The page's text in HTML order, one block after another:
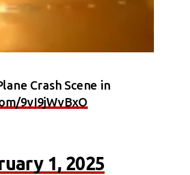
Crash Scene in
9vI9jWvBxO
1, 2025